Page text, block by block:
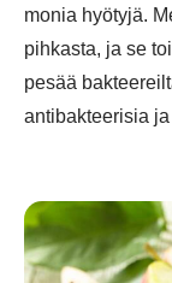
monia hyötyjä.
pihkasta, ja se
pesää
antibakteerisia